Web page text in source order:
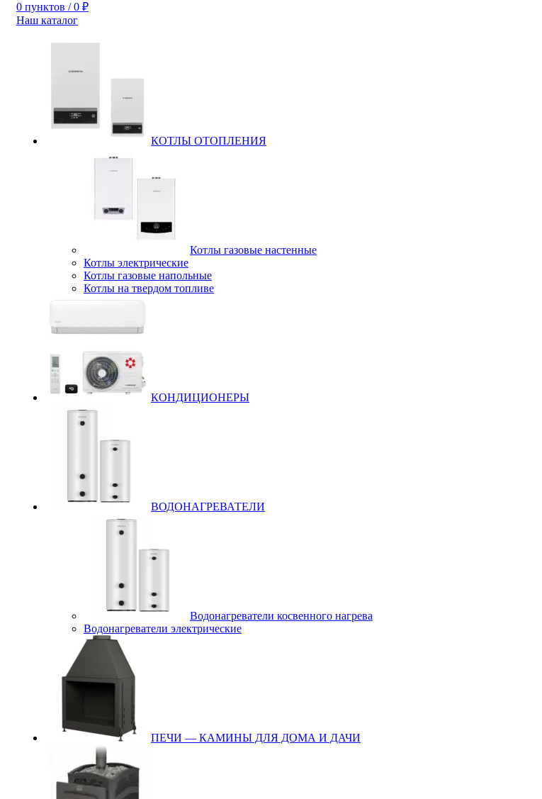
0 пунктов / 0 ₽
Наш каталог
КОТЛЫ ОТОПЛЕНИЯ
Котлы газовые настенные
Котлы электрические
Котлы газовые напольные
Котлы на твердом топливе
КОНДИЦИОНЕРЫ
ВОДОНАГРЕВАТЕЛИ
Водонагреватели косвенного нагрева
Водонагреватели электрические
ПЕЧИ — КАМИНЫ ДЛЯ ДОМА И ДАЧИ